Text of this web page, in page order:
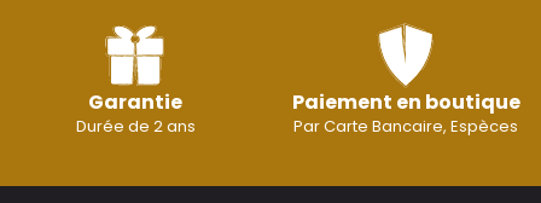
Garantie
Durée de 2 ans
Paiement en boutique
Par Carte Bancaire, Espèces